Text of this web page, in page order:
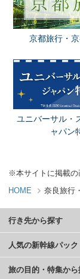
京都旅行・
ユニバーサル・
ャパン
※本サイトに掲載の
HOME
奈良旅行
行き先から探す
人気の新幹線パック
旅の目的・特集から